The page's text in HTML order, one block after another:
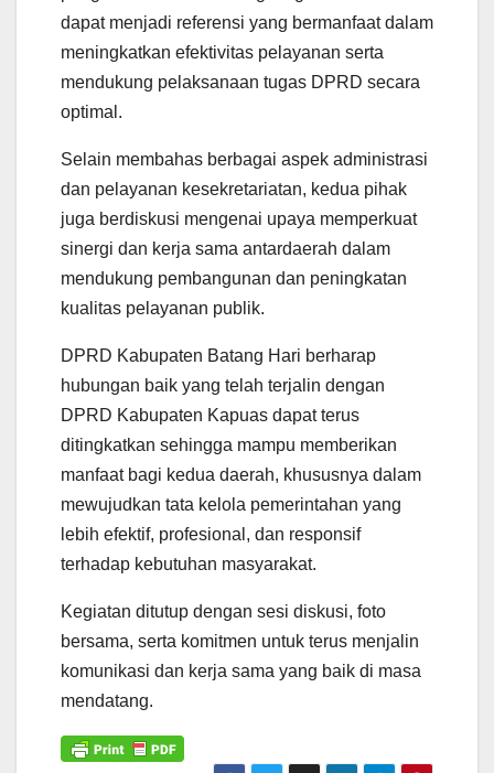
dapat menjadi referensi yang bermanfaat dalam
meningkatkan efektivitas pelayanan serta
mendukung pelaksanaan tugas DPRD secara
optimal.
Selain membahas berbagai aspek administrasi
dan pelayanan kesekretariatan, kedua pihak
juga berdiskusi mengenai upaya memperkuat
sinergi dan kerja sama antardaerah dalam
mendukung pembangunan dan peningkatan
kualitas pelayanan publik.
DPRD Kabupaten Batang Hari berharap
hubungan baik yang telah terjalin dengan
DPRD Kabupaten Kapuas dapat terus
ditingkatkan sehingga mampu memberikan
manfaat bagi kedua daerah, khususnya dalam
mewujudkan tata kelola pemerintahan yang
lebih efektif, profesional, dan responsif
terhadap kebutuhan masyarakat.
Kegiatan ditutup dengan sesi diskusi, foto
bersama, serta komitmen untuk terus menjalin
komunikasi dan kerja sama yang baik di masa
mendatang.